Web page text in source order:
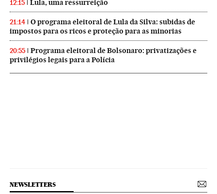
12:15 Lula, uma ressurreição
21:14
O programa eleitoral de Lula da Silva: subidas de
impostos para os ricos e proteção para as minorias
20:55
Programa eleitoral de Bolsonaro: privatizações e
privilégios legais para a Polícia
NEWSLETTERS